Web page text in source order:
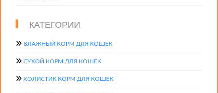
КАТЕГОРИИ
ВЛАЖНЫЙ КОРМ ДЛЯ КОШЕК
СУХОЙ КОРМ ДЛЯ КОШЕК
ХОЛИСТИК КОРМ ДЛЯ КОШЕК